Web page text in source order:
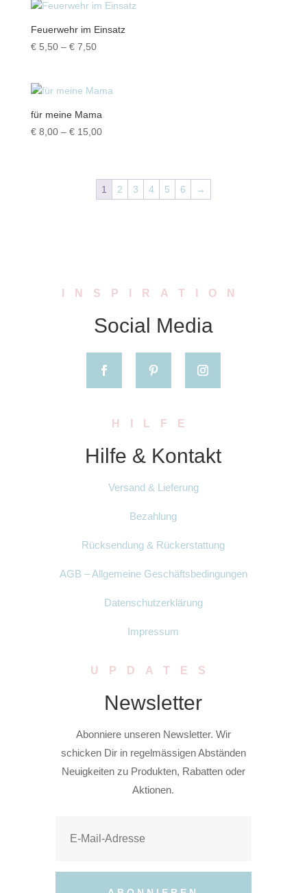
€ 13,00
Feuerwehr im Einsatz
€5,50 – €7,50Preisspanne:
€ 7,50
für meine Mama
€8,00 – €15,00Preisspanne:
€ 15,00
1
2 3 4 5 6 →
INSPIRATION
Social Media
HILFE
Hilfe & Kontakt
Versand & Lieferung
Bezahlung
Rücksendung & Rückerstattung
AGB – Allgemeine Geschäftsbedingungen
Datenschutzerklärung
Impressum
UPDATES
Newsletter
Abonniere unseren Newsletter. Wir
schicken Dir in regelmässigen Abständen
Neuigkeiten zu Produkten, Rabatten oder
Aktionen.